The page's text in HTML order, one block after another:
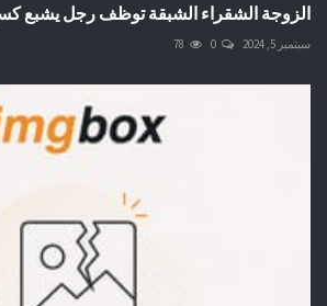
الزوجة الشقراء الشبقة توظف رجل يشبع
سبتمبر 5, 2024 0
78